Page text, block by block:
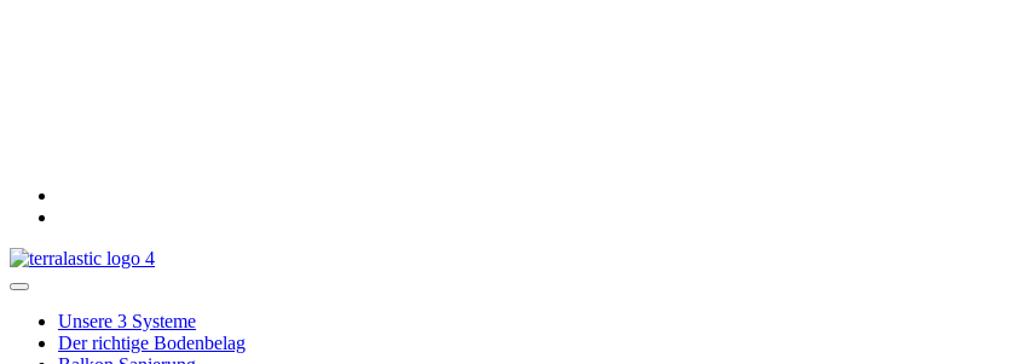
Unsere 3 Systeme
Der richtige Bodenbelag